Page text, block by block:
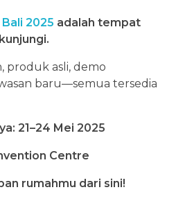
2025 adalah tempat
produk asli, demo
baru—semua tersedia
21–24 Mei 2025
Centre
rumahmu dari sini!